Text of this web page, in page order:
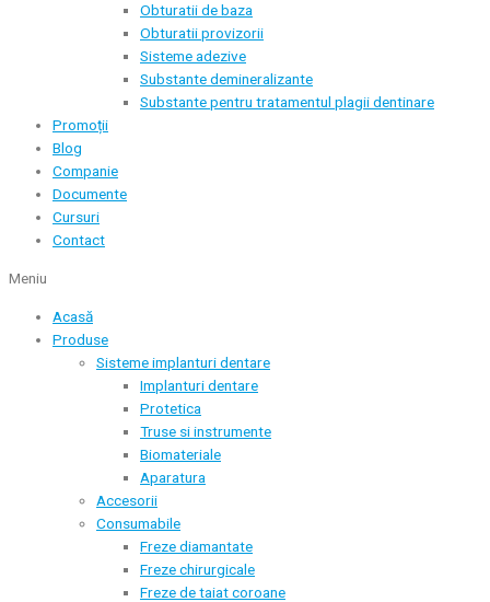
Obturatii de baza
Obturatii provizorii
Sisteme adezive
Substante demineralizante
Substante pentru tratamentul plagii dentinare
Promoții
Blog
Companie
Documente
Cursuri
Contact
Meniu
Acasă
Produse
Sisteme implanturi dentare
Implanturi dentare
Protetica
Truse si instrumente
Biomateriale
Aparatura
Accesorii
Consumabile
Freze diamantate
Freze chirurgicale
Freze de taiat coroane